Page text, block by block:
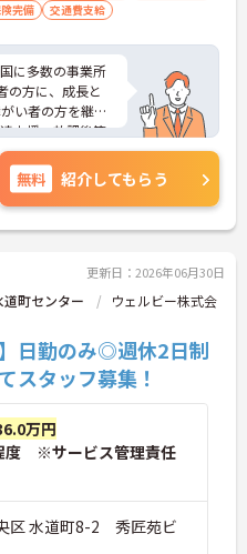
完備 交通費支給
に多数の事業所
の方に、成長と
い者の方を継続
支援、放課後等
も抜群です。
トなど、さらに
にご相談くださ
無料 紹介してもらう
更新日：2026年06月30日
町センター
ウェルビー株式会
日勤のみ◎週休2日制
スタッフ募集！
万円
度 ※サービス管理責任
区 水道町8-2 秀匠苑ビ